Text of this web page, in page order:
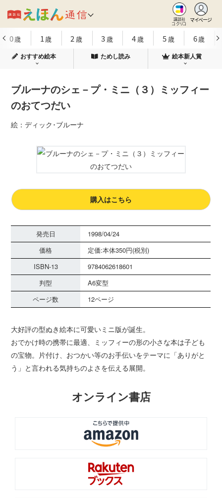
講談社
コクリコ
マイページ
0歳 1歳 2 歳 3歳 4歳 5歳 6歳
おすすめ絵本 ためし読み 絵本新人賞
ブルーナのシェ－プ・ミニ（３）ミッフィー
のおてつだい
絵：ディック･ブルーナ
購入はこちら
発売日
1998/04/24
価格
定価:本体350円(税別)
ISBN-13
9784062618601
判型
A6変型
ページ数
12ページ
大好評の型ぬき絵本に可愛いミニ版が誕生。
おでかけ時の携帯に最適、ミッフィーの形の小さな本は子ども
の宝物。片付け、おつかい等のお手伝いをテーマに「ありがと
う」と言われる気持ちのよさを伝える展開。
オンライン書店